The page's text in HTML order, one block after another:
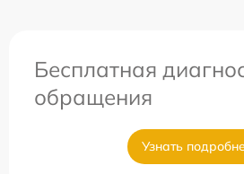
Бесплатная
обращения
Узнать